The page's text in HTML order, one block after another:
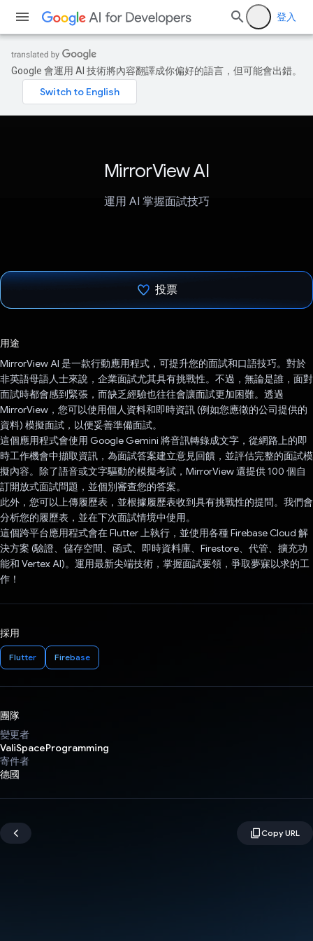
登入
Google 會運用 AI 技術將內容翻譯成你偏好的語言，但可能會出錯。
MirrorView AI
運用 AI 掌握面試技巧
投票
用途
MirrorView AI 是一款行動應用程式，可提升您的面試和口語技巧。對於
非英語母語人士來說，企業面試尤其具有挑戰性。不過，無論是誰，面對
面試時都會感到緊張，而缺乏經驗也往往會讓面試更加困難。透過
MirrorView，您可以使用個人資料和即時資訊 (例如您應徵的公司提供的
資料) 模擬面試，以便妥善準備面試。
這個應用程式會使用 Google Gemini 將音訊轉錄成文字，從網路上的即
時工作機會中擷取資訊，為面試答案建立意見回饋，並評估完整的面試模
擬內容。除了語音或文字驅動的模擬考試，MirrorView 還提供 100 個自
訂開放式面試問題，並個別審查您的答案。
此外，您可以上傳履歷表，並根據履歷表收到具有挑戰性的提問。我們會
分析您的履歷表，並在下次面試情境中使用。
這個跨平台應用程式會在 Flutter 上執行，並使用各種 Firebase Cloud 解
決方案 (驗證、儲存空間、函式、即時資料庫、Firestore、代管、擴充功
能和 Vertex AI)。運用最新尖端技術，掌握面試要領，爭取夢寐以求的工
作！
採用
Flutter Firebase
團隊
變更者
ValiSpaceProgramming
寄件者
德國